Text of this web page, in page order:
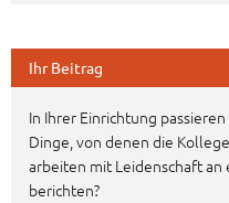
Ihr Beitrag
In Ihrer Einrichtung
Dinge, von denen die
arbeiten mit Leidenschaft
berichten?